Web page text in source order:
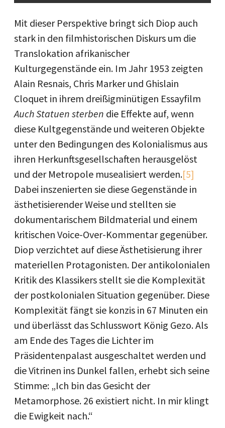
Mit dieser Perspektive bringt sich Diop auch
stark in den filmhistorischen Diskurs um die
Translokation afrikanischer
Kulturgegenstände ein. Im Jahr 1953 zeigten
Alain Resnais, Chris Marker und Ghislain
Cloquet in ihrem dreißigminütigen Essayfilm
Auch Statuen sterben die Effekte auf, wenn
diese Kultgegenstände und weiteren Objekte
unter den Bedingungen des Kolonialismus aus
ihren Herkunftsgesellschaften herausgelöst
und der Metropole musealisiert werden.[5]
Dabei inszenierten sie diese Gegenstände in
ästhetisierender Weise und stellten sie
dokumentarischem Bildmaterial und einem
kritischen Voice-Over-Kommentar gegenüber.
Diop verzichtet auf diese Ästhetisierung ihrer
materiellen Protagonisten. Der antikolonialen
Kritik des Klassikers stellt sie die Komplexität
der postkolonialen Situation gegenüber. Diese
Komplexität fängt sie konzis in 67 Minuten ein
und überlässt das Schlusswort König Gezo. Als
am Ende des Tages die Lichter im
Präsidentenpalast ausgeschaltet werden und
die Vitrinen ins Dunkel fallen, erhebt sich seine
Stimme: „Ich bin das Gesicht der
Metamorphose. 26 existiert nicht. In mir klingt
die Ewigkeit nach.“